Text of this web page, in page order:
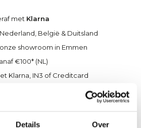
Details Over
met Klarna
België & Duitsland
showroom in Emmen
€100* (NL)
Klarna, IN3 of Creditcard